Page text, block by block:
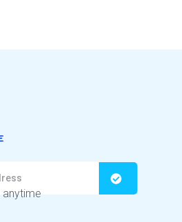
anytime